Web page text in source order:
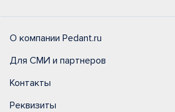
О компании Pedant.ru
Для СМИ и партнеров
Контакты
Реквизиты